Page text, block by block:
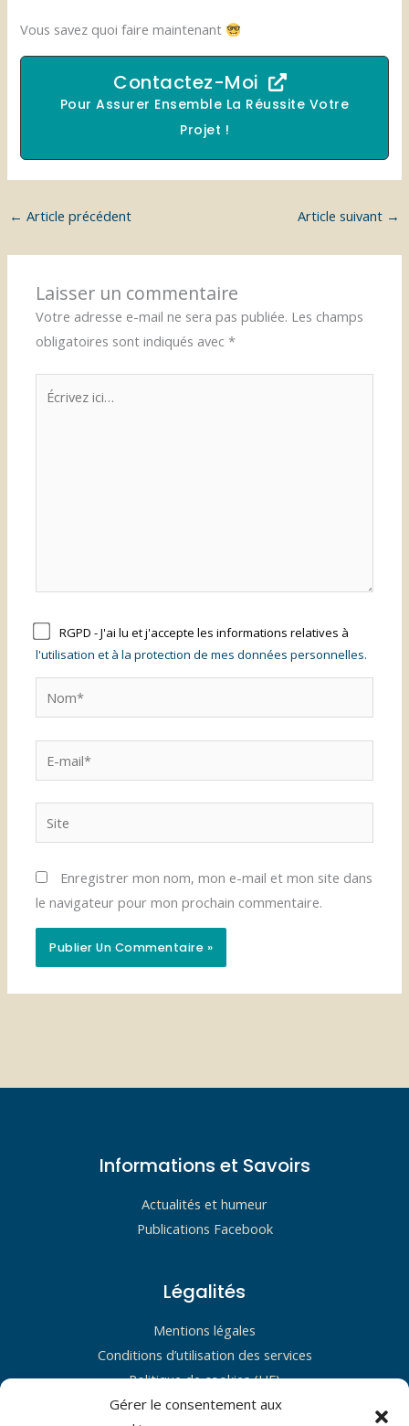
Gérer le consentement aux
Vous savez quoi faire maintenant
Contactez-Moi
Pour Assurer Ensemble La Réussite Votre
Projet !
← Article précédent Article suivant →
Laisser un commentaire
Votre adresse e-mail ne sera pas publiée. Les champs
obligatoires sont indiqués avec*
RGPD - J'ai lu et j'accepte les informations relatives à
l'utilisation et à la protection de mes données personnelles.
mail*
Enregistrer mon nom, mon e-mail et mon site dans
le navigateur pour mon prochain commentaire.
Informations et Savoirs
Actualités et humeur
Publications Facebook
Légalités
Mentions légales
Conditions d’utilisation des services
Politique de cookies (UE)
Restons en contact !